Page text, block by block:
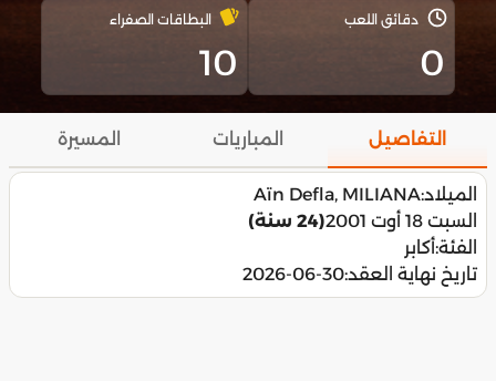
دقائق اللعب
0
البطاقات الصفراء
10
التفاصيل المباريات المسيرة
الميلاد:Aïn Defla, MILIANA
السبت 18 أوت 2001
(24 سنة)
الفئة:أكابر
تاريخ نهاية العقد:2026-06-30